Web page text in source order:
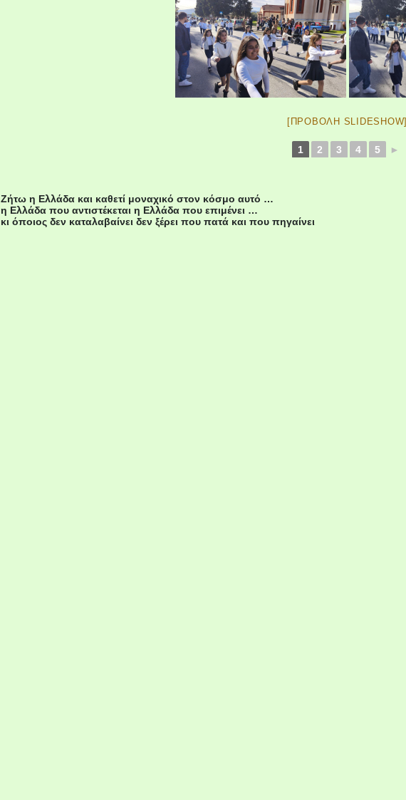
[ΠΡΟΒΟΛΉ SLIDESHOW]
1 2 3 4 5 ►
Ζήτω η Ελλάδα και καθετί μοναχικό στον κόσμο αυτό …
η Ελλάδα που αντιστέκεται η Ελλάδα που επιμένει …
κι όποιος δεν καταλαβαίνει δεν ξέρει που πατά και που πηγαίνει